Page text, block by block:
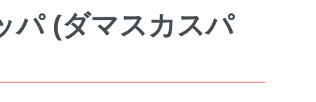
パ (ダマスカスパ